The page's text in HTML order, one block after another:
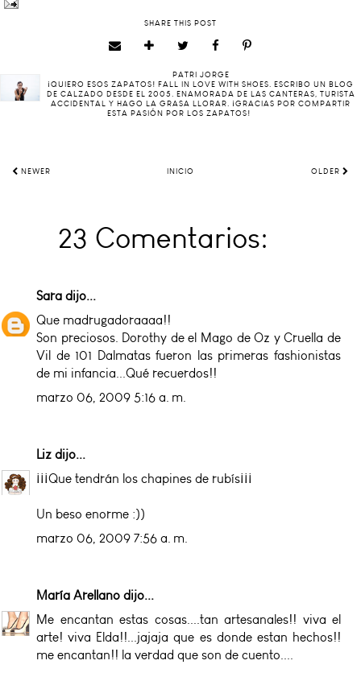
SHARE THIS POST
PATRI JORGE
¡QUIERO ESOS ZAPATOS! FALL IN LOVE WITH SHOES. ESCRIBO UN BLOG
DE CALZADO DESDE EL 2005. ENAMORADA DE LAS CANTERAS, TURISTA
ACCIDENTAL Y HAGO LA GRASA LLORAR. ¡GRACIAS POR COMPARTIR
ESTA PASIÓN POR LOS ZAPATOS!
NEWER INICIO OLDER
23 Comentarios:
Sara dijo...
Que madrugadoraaaa!!
Son preciosos. Dorothy de el Mago de Oz y Cruella de
Vil de 101 Dalmatas fueron las primeras fashionistas
de mi infancia...Qué recuerdos!!
marzo 06, 2009 5:16 a. m.
Liz dijo...
¡¡¡Que tendrán los chapines de rubís¡¡¡
Un beso enorme :))
marzo 06, 2009 7:56 a. m.
María Arellano dijo...
Me encantan estas cosas....tan artesanales!! viva el
arte! viva Elda!!...jajaja que es donde estan hechos!!
me encantan!! la verdad que son de cuento....